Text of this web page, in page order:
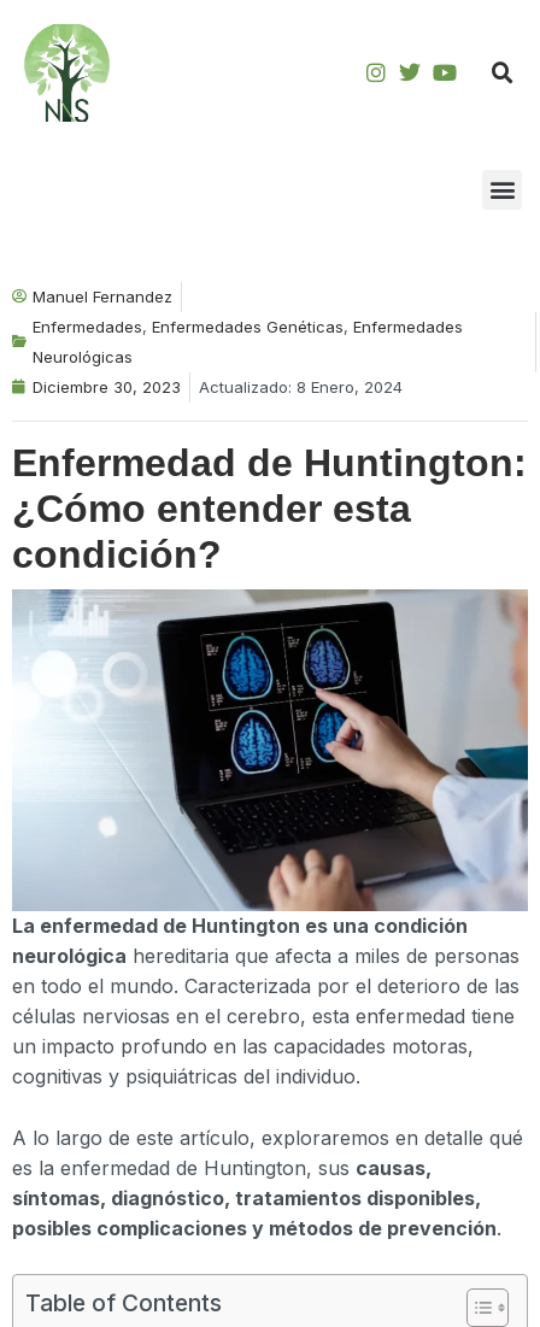
Saltar
contenido
Manuel Fernandez
Enfermedades, Enfermedades Genéticas, Enfermedades
Neurológicas
Diciembre 30, 2023
Actualizado: 8 Enero, 2024
Enfermedad de Huntington:
¿Cómo entender esta
condición?
La enfermedad de Huntington es una condición
neurológica hereditaria que afecta a miles de personas
en todo el mundo. Caracterizada por el deterioro de las
células nerviosas en el cerebro, esta enfermedad tiene
un impacto profundo en las capacidades motoras,
cognitivas y psiquiátricas del individuo.
A lo largo de este artículo, exploraremos en detalle qué
es la enfermedad de Huntington, sus causas,
síntomas, diagnóstico, tratamientos disponibles,
posibles complicaciones y métodos de prevención.
Table of Contents